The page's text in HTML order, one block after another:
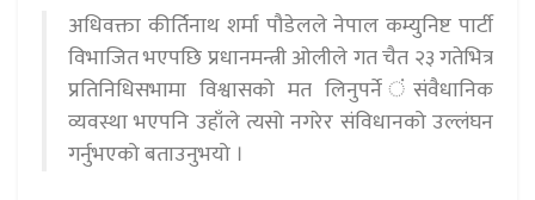
अधिवक्ता कीर्तिनाथ शर्मा पौडेलले नेपाल कम्युनिष्ट पार्टी
विभाजित भएपछि प्रधानमन्त्री ओलीले गत चैत २३ गतेभित्र
प्रतिनिधिसभामा विश्वासको मत लिनुपर्ने ंसंवैधानिक
व्यवस्था भएपनि उहाँले त्यसो नगरेर संविधानको उल्लंघन
गर्नुभएको बताउनुभयो ।